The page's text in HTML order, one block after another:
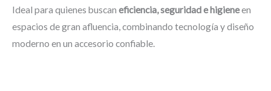
Ideal para quienes buscan eficiencia, seguridad e higieneen
espacios de gran afluencia, combinando tecnología y diseño
moderno en un accesorio confiable.